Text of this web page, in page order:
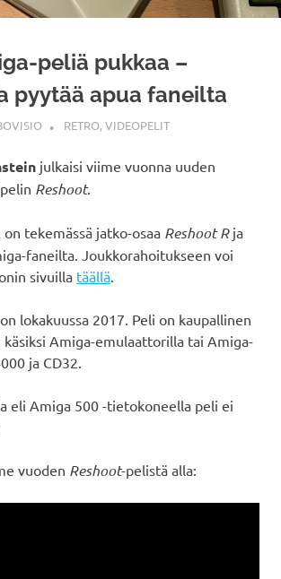
peliä pukkaa –
pyytää apua faneilta
RETRO,VIDEOPELIT
julkaisi viime vuonna uuden
Reshoot.
tekemässä jatko-osaa Reshoot Rja
faneilta. Joukkorahoitukseen voi
sivuilla täällä.
lokakuussa 2017. Peli on kaupallinen
käsiksi Amiga-emulaattorilla tai Amiga-
ja CD32.
eli Amiga 500 -tietokoneella peli ei
vuoden Reshoot-pelistä alla: